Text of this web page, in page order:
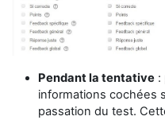
Pendant la tentative :
informations cochées
passation du test.